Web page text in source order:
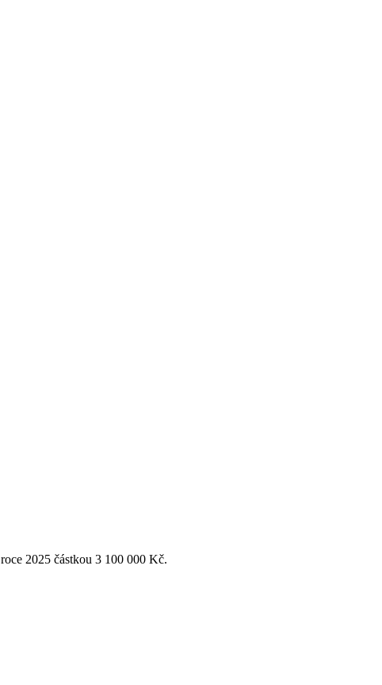
2025 částkou 3 100 000 Kč.